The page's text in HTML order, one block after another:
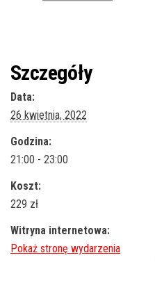
Szczegóły
Data:
26 kwietnia, 2022
Godzina:
21:00 - 23:00
Koszt:
229 zł
Witryna internetowa: